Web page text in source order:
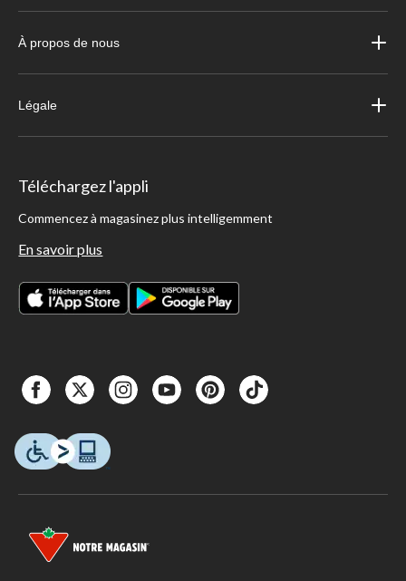
À propos de nous
Légale
Téléchargez l'appli
Commencez à magasinez plus intelligemment
En savoir plus